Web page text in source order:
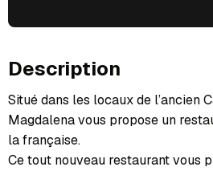
Description
Situé dans les locaux de l’ancien
Magdalena vous propose un
la française.
Ce tout nouveau restaurant vous